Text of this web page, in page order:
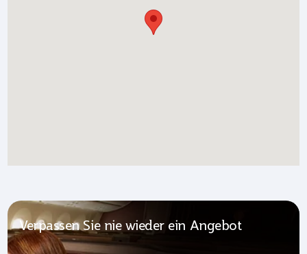
Verpassen Sie nie wieder ein Angebot